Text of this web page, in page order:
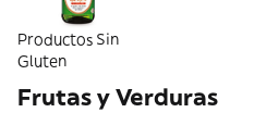
Productos Sin
Gluten
Frutas y Verduras